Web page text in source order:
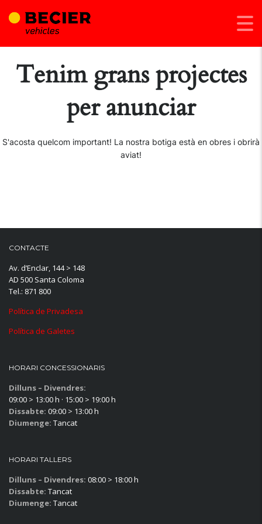
Tenim grans projectes
per anunciar
S'acosta quelcom important! La nostra botiga està en obres i obrirà
aviat!
CONTACTE
Av. d’Enclar, 144 > 148
AD 500 Santa Coloma
Tel.: 871 800
Política de Privadesa
Política de Galetes
HORARI CONCESSIONARIS
Dilluns – Divendres:
09:00 > 13:00 h · 15:00 > 19:00 h
Dissabte: 09:00 > 13:00 h
Diumenge: Tancat
HORARI TALLERS
Dilluns – Divendres: 08:00 > 18:00 h
Dissabte: Tancat
Diumenge: Tancat